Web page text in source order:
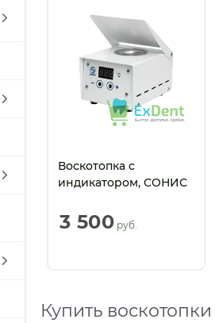
Воскотопка с
индикатором, СОНИС
3 500 руб.
Купить